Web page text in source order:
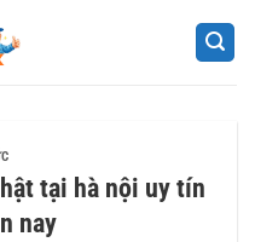
tại hà nội uy tín
nay